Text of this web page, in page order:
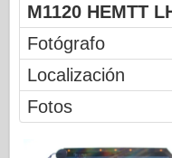
Italeri
Leyenda
Modelo Meng
Tristar
M1120 HEMTT
Fotógrafo
Localización
Fotos